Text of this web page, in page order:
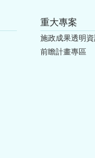
重大專案
施政成果透明
前瞻計畫專區